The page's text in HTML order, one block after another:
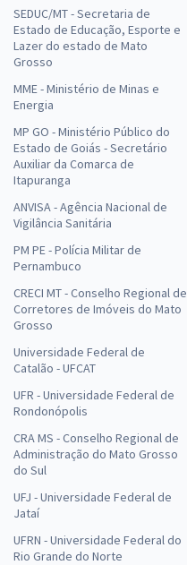
SEDUC/MT - Secretaria de
Estado de Educação, Esporte e
Lazer do estado de Mato
Grosso
MME - Ministério de Minas e
Energia
MP GO - Ministério Público do
Estado de Goiás - Secretário
Auxiliar da Comarca de
Itapuranga
ANVISA - Agência Nacional de
Vigilância Sanitária
PM PE - Polícia Militar de
Pernambuco
CRECI MT - Conselho Regional de
Corretores de Imóveis do Mato
Grosso
Universidade Federal de
Catalão - UFCAT
UFR - Universidade Federal de
Rondonópolis
CRA MS - Conselho Regional de
Administração do Mato Grosso
do Sul
UFJ - Universidade Federal de
Jataí
UFRN - Universidade Federal do
Rio Grande do Norte